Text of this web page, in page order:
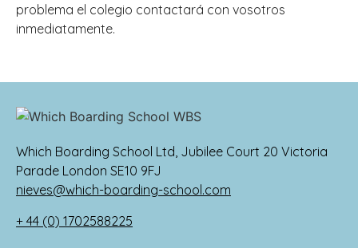
problema el colegio contactará con vosotros
inmediatamente.
Which Boarding School Ltd, Jubilee Court 20 Victoria
Parade London SE10 9FJ
nieves@which-boarding-school.com
+ 44 (0) 1702588225